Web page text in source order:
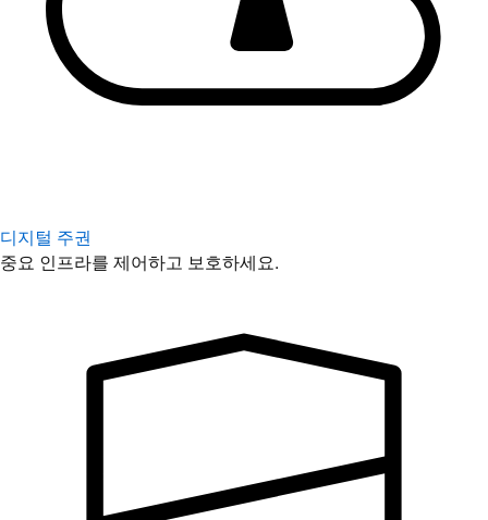
디지털 주권
중요 인프라를 제어하고 보호하세요.